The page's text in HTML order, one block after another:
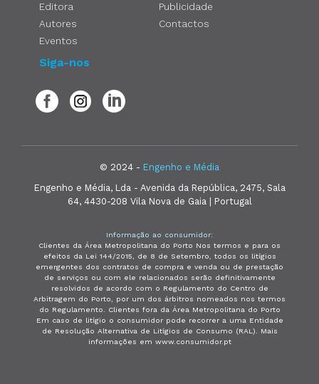
Editora
Autores
Eventos
Publicidade
Contactos
Siga-nos
© 2024 - Engenho e Média
Engenho e Média, Lda - Avenida da República, 2475, Sala
64, 4430-208 Vila Nova de Gaia | Portugal
Informação ao consumidor:
Clientes da Área Metropolitana do Porto Nos termos e para os
efeitos da Lei 144/2015, de 8 de Setembro, todos os litígios
emergentes dos contratos de compra e venda ou de prestação
de serviços ou com ele relacionados serão definitivamente
resolvidos de acordo com o Regulamento do Centro de
Arbitragem do Porto, por um dos árbitros nomeados nos termos
do Regulamento. Clientes fora da Área Metropolitana do Porto
Em caso de litígio o consumidor pode recorrer a uma Entidade
de Resolução Alternativa de Litígios de Consumo (RAL). Mais
informações em www.consumidor.pt